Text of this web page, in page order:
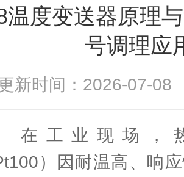
温度变送器原理
号调理应
新时间：2026-07-
工业现场，热
）因耐温高、响